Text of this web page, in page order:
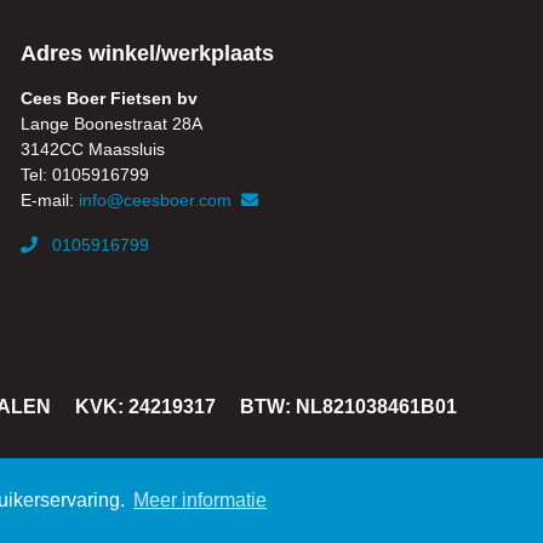
Meer informatie
Adres winkel/werkplaats
Cees Boer Fietsen bv
Lange Boonestraat 28A
3142CC Maassluis
Tel: 0105916799
E-mail: info@ceesboer.com
0105916799
KVK: 24219317 BTW: NL821038461B01